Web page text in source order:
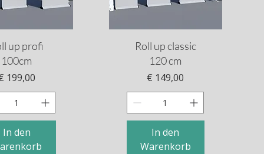
up profi
100cm
199,00
In den
Schnellansicht
Roll up classic
120 cm
Preis
€ 149,00
In den
Warenkorb